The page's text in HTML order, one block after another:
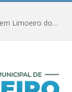
Amanhã começa nova etapa de vacinação em Limoeiro do Ajuru para idosos com 65 ou mais